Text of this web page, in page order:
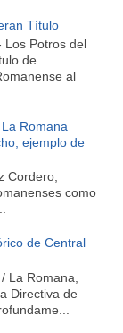
Título
Los Potros del
de
al
Romana
ejemplo de
Cordero,
como
de Central
La Romana,
Directiva de